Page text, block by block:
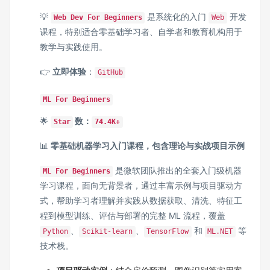
💡 Web Dev For Beginners 是系统化的入门 Web
开发
课程，特别适合零基础学习者、自学者和教育机构用于
教学与实践使用。
👉 立即体验 ： GitHub
ML For Beginners
🌟 Star 数： 74.4K+
📊 零基础机器学习入门课程，包含理论与实战项目示例
ML For Beginners 是微软团队推出的全套入门级机器
学习课程，面向无背景者，通过丰富示例与项目驱动方
式，帮助学习者理解并实践从数据获取、清洗、特征工
程到模型训练、评估与部署的完整 ML 流程，覆盖
Python Scikit-learn TensorFlow 和 ML.NET
等
技术栈。